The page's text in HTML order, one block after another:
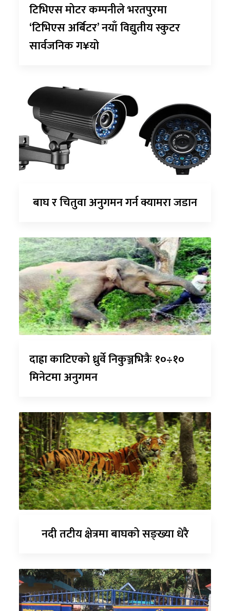
टिभिएस मोटर कम्पनीले भरतपुरमा
‘टिभिएस अर्बिटर’ नयाँ विद्युतीय स्कुटर
सार्वजनिक ग¥यो
बाघ र चितुवा अनुगमन गर्न क्यामरा जडान
दाह्रा काटिएको ध्रुर्वे निकुञ्जभित्रैः १०÷१०
मिनेटमा अनुगमन
नदी तटीय क्षेत्रमा बाघको सङ्ख्या धेरै